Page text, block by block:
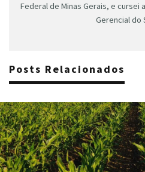
Federal de Minas Gerais, e cursei
Gerencial do
Posts Relacionados